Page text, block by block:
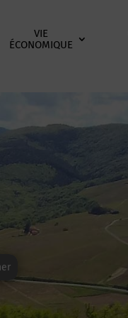
VIE
ÉCONOMIQUE